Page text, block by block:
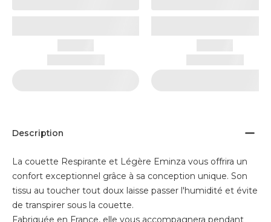
Description
La couette Respirante et Légère Eminza vous offrira un
confort exceptionnel grâce à sa conception unique. Son
tissu au toucher tout doux laisse passer l'humidité et évite
de transpirer sous la couette.
Fabriquée en France, elle vous accompagnera pendant